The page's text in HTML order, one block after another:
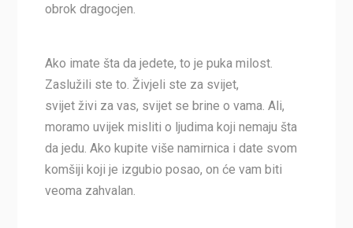
obrok dragocjen.
Ako imate šta da jedete, to je puka milost.
Zaslužili ste to. Živjeli ste za svijet,
svijet živi za vas, svijet se brine o vama. Ali,
moramo uvijek misliti o ljudima koji nemaju šta
da jedu. Ako kupite više namirnica i date svom
komšiji koji je izgubio posao, on će vam biti
veoma zahvalan.